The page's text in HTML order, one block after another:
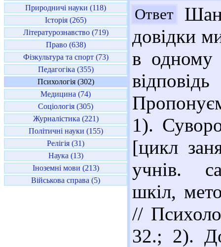
Природничі науки (118)
Історія (265)
Літературознавство (719)
Право (638)
Фізкультура та спорт (73)
Педагогіка (355)
Психологія (302)
Медицина (74)
Соціологія (305)
Журналістика (221)
Політичні науки (155)
Релігія (31)
Наука (13)
Іноземні мови (213)
Військова справа (5)
Ответ
довідки
в одному
1).
[цикл
учнів.
шкіл,
//
32.; 2).